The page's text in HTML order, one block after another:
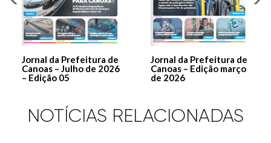
Jornal da Prefeitura de
Canoas – Julho de 2026
– Edição 05
Jornal da Prefeitura de
Canoas – Edição março
de 2026
NOTÍCIAS RELACIONADAS